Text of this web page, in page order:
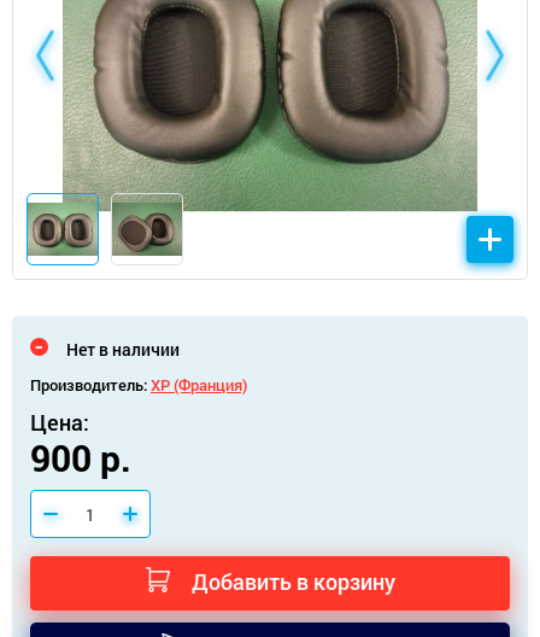
Нет в наличии
Производитель:XP (Франция)
Цена:
900 р.
Добавить в корзину